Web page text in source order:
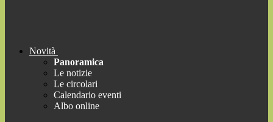
Novità
Panoramica
Le notizie
Le circolari
Calendario eventi
Albo online